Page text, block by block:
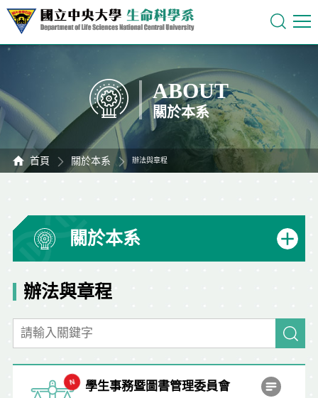
ABOUT
關於本系
首頁 關於本系 辦法與章程
關於本系
辦法與章程
學生事務暨圖書管理委員會